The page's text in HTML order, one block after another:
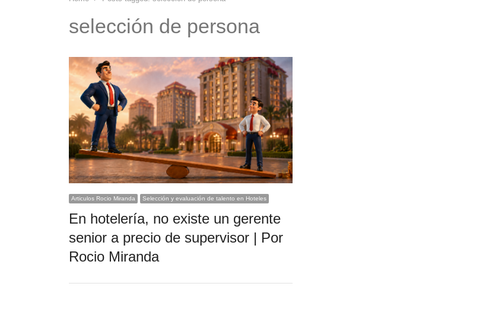
selección de persona
Articulos Rocio Miranda Selección y evaluación de talento en Hoteles
En hotelería, no existe un gerente
senior a precio de supervisor | Por
Rocio Miranda